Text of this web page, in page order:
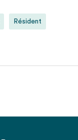
Résident